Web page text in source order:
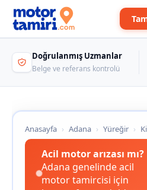
Doğrulanmış Uzmanlar
Belge ve referans kontrolü
Anasayfa › Adana › Yüreğir ›
Acil motor arızası mı?
Adana genelinde acil
motor tamircisi için